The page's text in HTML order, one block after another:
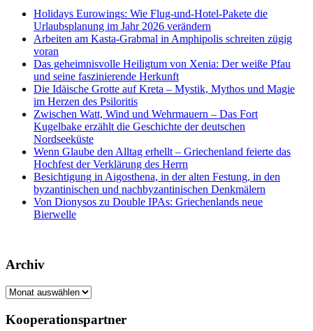
Holidays Eurowings: Wie Flug-und-Hotel-Pakete die
Urlaubsplanung im Jahr 2026 verändern
Arbeiten am Kasta-Grabmal in Amphipolis schreiten zügig
voran
Das geheimnisvolle Heiligtum von Xenia: Der weiße Pfau
und seine faszinierende Herkunft
Die Idäische Grotte auf Kreta – Mystik, Mythos und Magie
im Herzen des Psiloritis
Zwischen Watt, Wind und Wehrmauern – Das Fort
Kugelbake erzählt die Geschichte der deutschen
Nordseeküste
Wenn Glaube den Alltag erhellt – Griechenland feierte das
Hochfest der Verklärung des Herrn
Besichtigung in Aigosthena, in der alten Festung, in den
byzantinischen und nachbyzantinischen Denkmälern
Von Dionysos zu Double IPAs: Griechenlands neue
Bierwelle
Archiv
Archiv
Kooperationspartner